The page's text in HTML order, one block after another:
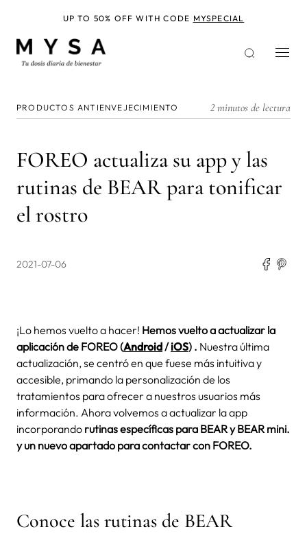
PRODUCTOS ANTIENVEJECIMIENTO 2 minutos de lectura
FOREO actualiza su app y las
rutinas de BEAR para tonificar
el rostro
2021-07-06
¡Lo hemos vuelto a hacer! Hemos vuelto a actualizar la
aplicación de FOREO(Android/iOS) . Nuestra última
actualización, se centró en que fuese más intuitiva y
accesible, primando la personalización de los
tratamientos para ofrecer a nuestros usuarios más
información. Ahora volvemos a actualizar la app
incorporando rutinas específicas para BEAR y BEAR mini.
y un nuevo apartado para contactar con FOREO.
Conoce las rutinas de BEAR
UP TO 50% OFF WITH CODE MYSPECIAL